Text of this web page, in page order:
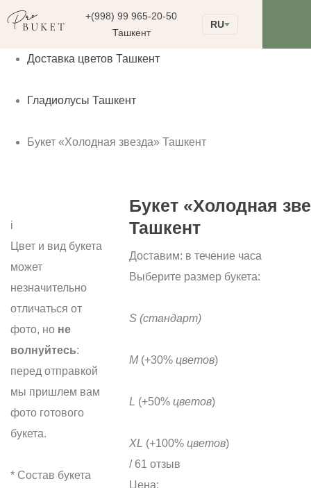
+(998) 99 965-20-50
Ташкент
RU
Доставка цветов Ташкент
Гладиолусы Ташкент
Букет «Холодная звезда» Ташкент
i
Цвет и вид букета
может
незначительно
отличаться от
фото, но не
волнуйтесь:
перед отправкой
мы пришлем вам
фото готового
букета.
* Состав букета
Букет «Холодная
Ташкент
Доставим: в течение часа
Выберите размер букета:
S (стандарт)
M(+30% цветов)
L (+50% цветов)
XL (+100% цветов)
/ 61 отзыв
Цена: